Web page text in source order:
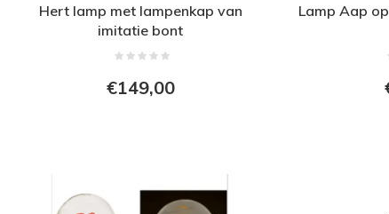
Hert lamp met lampenkap van
imitatie bont
€149,00
Lamp Aap